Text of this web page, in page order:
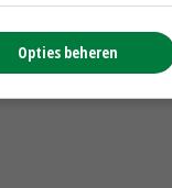
geleerd, is toch
nieuwe balans.
dus. Maar zolang
Opties beheren